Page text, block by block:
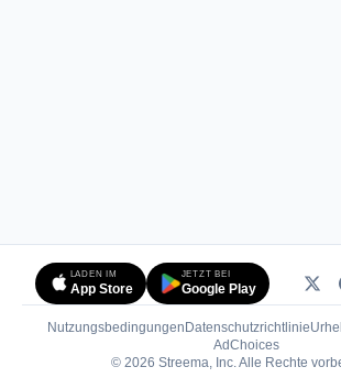
LADEN IM
App Store
JETZT BEI
Google Play
Nutzungsbedingungen Datenschutzrichtlinie
AdChoices(öffnet in
© 2026 Streema, Inc. Alle Rechte